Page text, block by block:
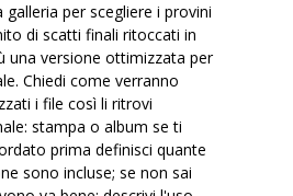
per scegliere i provini
di scatti finali ritoccati in
una versione ottimizzata per
Chiedi come verranno
i file così li ritrovi
stampa o album se ti
prima definisci quante
sono incluse; se non sai